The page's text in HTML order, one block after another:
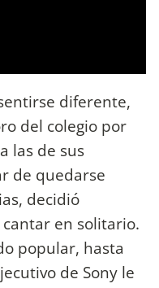
diferente,
del colegio por
las de sus
de quedarse
decidió
en solitario.
popular, hasta
de Sony le